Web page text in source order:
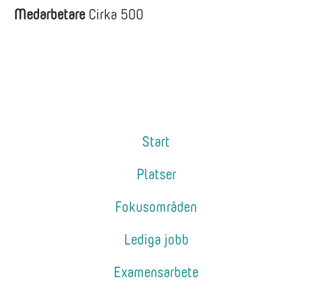
Medarbetare Cirka 500
Start
Platser
Fokusområden
Lediga jobb
Examensarbete